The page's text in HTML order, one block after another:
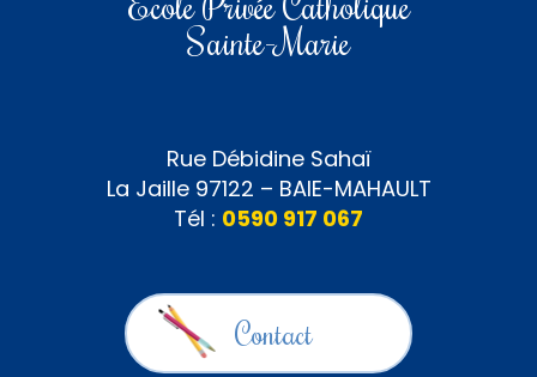
Sainte-Marie
Rue Débidine Sahaï
La Jaille 97122 – BAIE-MAHAULT
Tél : 0590 917 067
Contact